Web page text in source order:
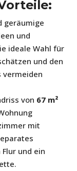
geräumige
und
ideale Wahl für
und den
vermeiden
von 67 m²
mit
und ein